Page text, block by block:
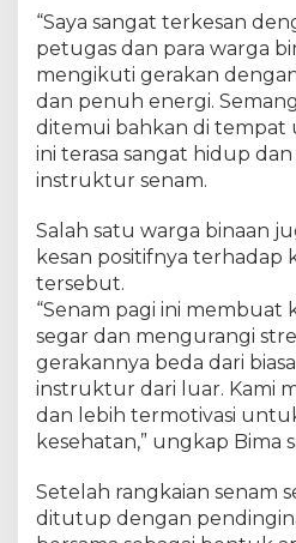
“Saya sangat terkesan
petugas dan para warga
mengikuti gerakan
dan penuh energi.
ditemui bahkan di tempat
ini terasa sangat hidup dan
instruktur senam.
Salah satu warga binaan
kesan positifnya terhadap
tersebut.
“Senam pagi ini membuat
segar dan mengurangi
gerakannya beda dari
instruktur dari luar. Kami
dan lebih termotivasi
kesehatan,” ungkap Bima
Setelah rangkaian senam
ditutup dengan